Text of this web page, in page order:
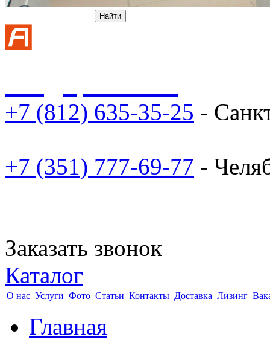
+7 (812) 635-35-25 -
+7 (351) 777-69-77 -
Заказать звонок
Каталог
О нас Услуги Фото Статьи Контакты Доставка Лизинг
Главная